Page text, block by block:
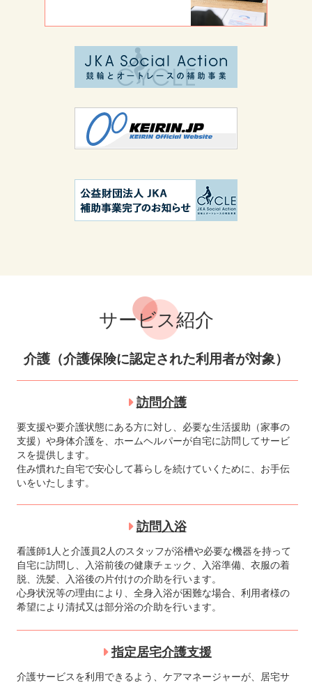
サービス紹介
介護（介護保険に認定された利用者が対象）
訪問介護
要支援や要介護状態にある方に対し、必要な生活援助（家事の
支援）や身体介護を、ホームヘルパーが自宅に訪問してサービ
スを提供します。
住み慣れた自宅で安心して暮らしを続けていくために、お手伝
いをいたします。
訪問入浴
看護師1人と介護員2人のスタッフが浴槽や必要な機器を持って
自宅に訪問し、入浴前後の健康チェック、入浴準備、衣服の着
脱、洗髪、入浴後の片付けの介助を行います。
心身状況等の理由により、全身入浴が困難な場合、利用者様の
希望により清拭又は部分浴の介助を行います。
指定居宅介護支援
介護サービスを利用できるよう、ケアマネージャーが、居宅サ